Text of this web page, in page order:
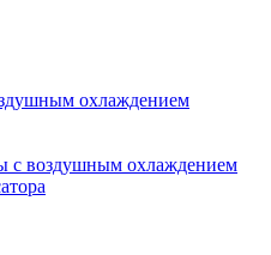
охлаждением
с воздушным охлаждением